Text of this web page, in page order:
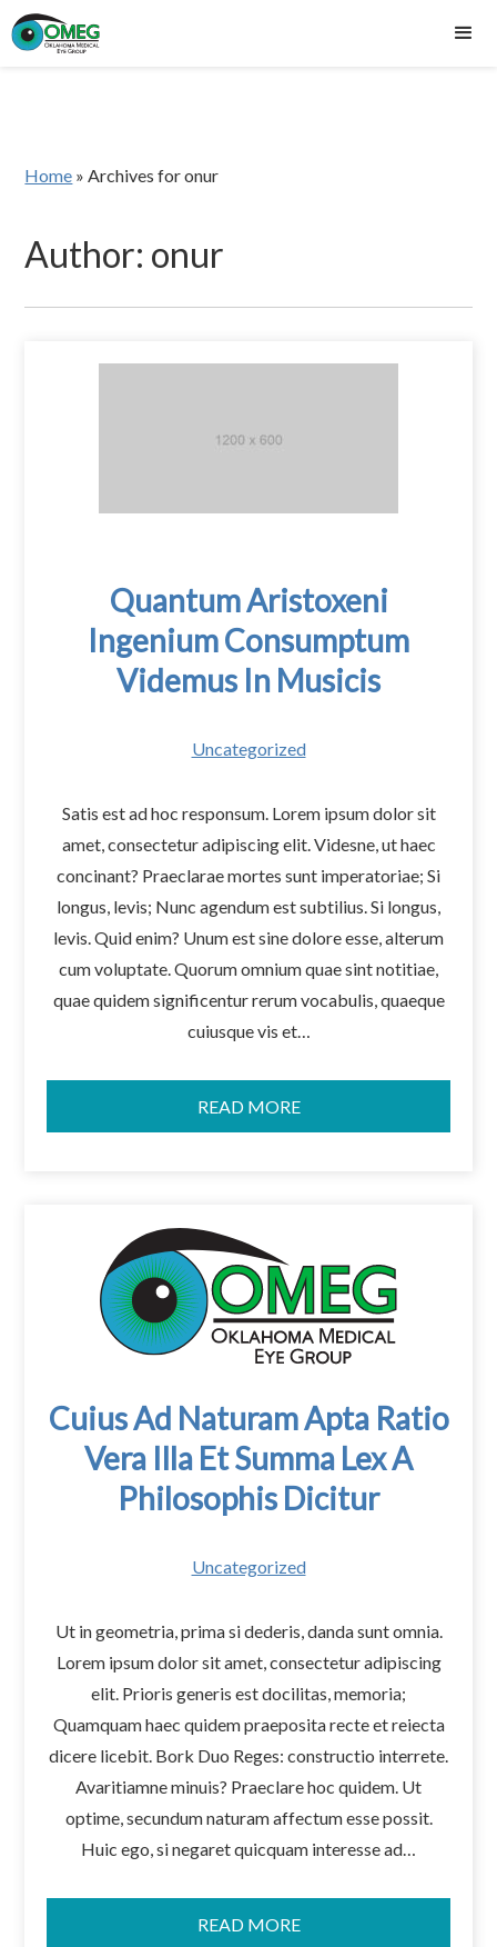
Home »Archives for onur
Author: onur
Quantum Aristoxeni
Ingenium Consumptum
Videmus In Musicis
Uncategorized
Satis est ad hoc responsum. Lorem ipsum dolor sit
amet, consectetur adipiscing elit. Videsne, ut haec
concinant? Praeclarae mortes sunt imperatoriae; Si
longus, levis; Nunc agendum est subtilius. Si longus,
levis. Quid enim? Unum est sine dolore esse, alterum
cum voluptate. Quorum omnium quae sint notitiae,
quae quidem significentur rerum vocabulis, quaeque
cuiusque vis et…
READ MORE
Cuius Ad Naturam Apta Ratio
Vera Illa Et Summa Lex A
Philosophis Dicitur
Uncategorized
Ut in geometria, prima si dederis, danda sunt omnia.
Lorem ipsum dolor sit amet, consectetur adipiscing
elit. Prioris generis est docilitas, memoria;
Quamquam haec quidem praeposita recte et reiecta
dicere licebit. Bork Duo Reges: constructio interrete.
Avaritiamne minuis? Praeclare hoc quidem. Ut
optime, secundum naturam affectum esse possit.
Huic ego, si negaret quicquam interesse ad…
READ MORE